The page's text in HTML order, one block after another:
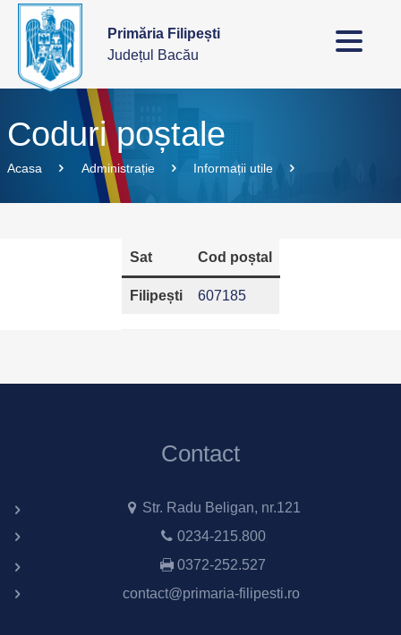
Primăria Filipești
Județul Bacău
Coduri poștale
Acasa Administrație Informații utile
Sat Cod poștal
Filipești 607185
Contact
Str. Radu Beligan, nr.121
0234-215.800
0372-252.527
contact@primaria-filipesti.ro